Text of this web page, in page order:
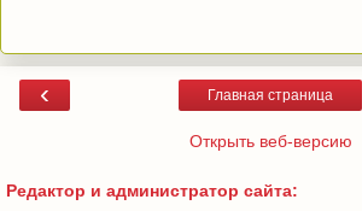
‹ Главная страница
Открыть веб-версию
Редактор и администратор сайта: